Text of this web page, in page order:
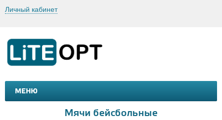
Личный кабинет
МЕНЮ
МАШИНКИ И МОТОЦИКЛЫ
Мячи бейсбольные